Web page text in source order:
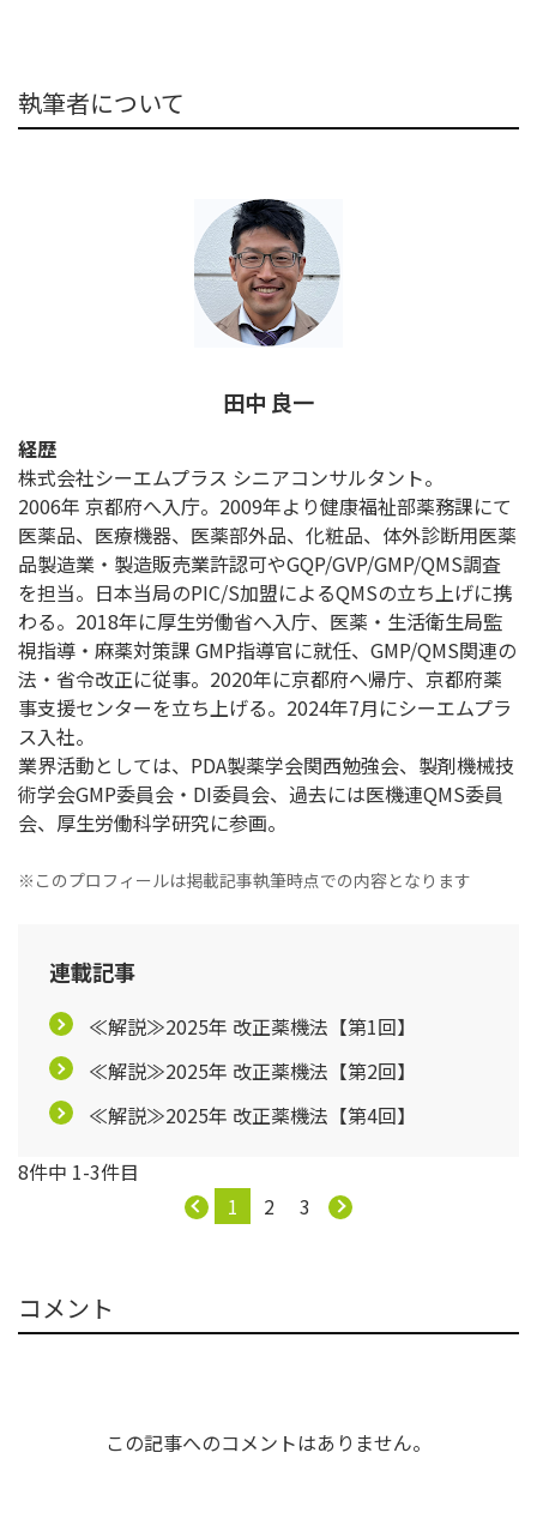
執筆者について
田中 良一
経歴
株式会社シーエムプラス シニアコンサルタント。
2006年 京都府へ入庁。2009年より健康福祉部薬務課にて
医薬品、医療機器、医薬部外品、化粧品、体外診断用医薬
品製造業・製造販売業許認可やGQP/GVP/GMP/QMS調査
を担当。日本当局のPIC/S加盟によるQMSの立ち上げに携
わる。2018年に厚生労働省へ入庁、医薬・生活衛生局監
視指導・麻薬対策課 GMP指導官に就任、GMP/QMS関連の
法・省令改正に従事。2020年に京都府へ帰庁、京都府薬
事支援センターを立ち上げる。2024年7月にシーエムプラ
ス入社。
業界活動としては、PDA製薬学会関西勉強会、製剤機械技
術学会GMP委員会・DI委員会、過去には医機連QMS委員
会、厚生労働科学研究に参画。
※このプロフィールは掲載記事執筆時点での内容となります
連載記事
≪解説≫2025年 改正薬機法【第1回】
≪解説≫2025年 改正薬機法【第2回】
≪解説≫2025年 改正薬機法【第4回】
8件中 1-3件目
1
2 3
コメント
この記事へのコメントはありません。